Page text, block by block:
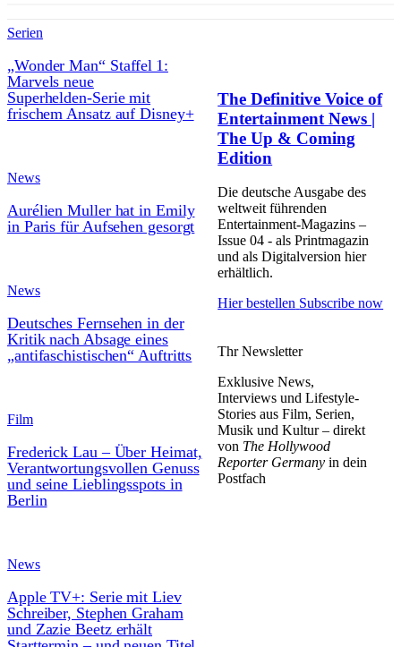
Serien
„Wonder Man“ Staffel 1:
Marvels neue
Superhelden‑Serie mit
frischem Ansatz auf Disney+
News
Aurélien Muller hat in Emily
in Paris für Aufsehen gesorgt
News
Deutsches Fernsehen in der
Kritik nach Absage eines
„antifaschistischen“ Auftritts
Film
Frederick Lau – Über Heimat,
Verantwortungsvollen Genuss
und seine Lieblingsspots in
Berlin
News
Apple TV+: Serie mit Liev
Schreiber, Stephen Graham
und Zazie Beetz erhält
The Definitive Voice of
Entertainment News |
The Up & Coming
Edition
Die deutsche Ausgabe des
weltweit führenden
Entertainment-Magazins –
Issue 04 - als Printmagazin
und als Digitalversion hier
erhältlich.
Hier bestellen Subscribe now
Thr Newsletter
Exklusive News,
Interviews und Lifestyle-
Stories aus Film, Serien,
Musik und Kultur – direkt
von The Hollywood
Reporter Germany in dein
Postfach